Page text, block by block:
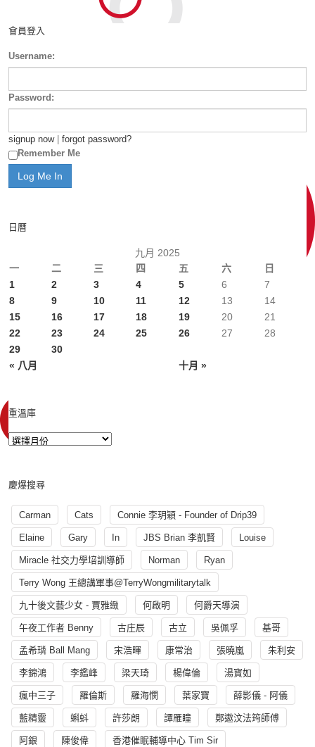
會員登入
Username:
Password:
signup now| forgot password?
Remember Me
日曆
九月 2025
一
二 三 四 五 六 日
« 八月 十月 »
1 2 3 4 5 6
7
8
9 10 11 12 13
14
15
16 17 18 19 20
21
22
23 24 25 26 27
28
29
30
重溫庫
慶爆搜尋
Carman Cats Connie 李玥穎 - Founder of Drip39
Elaine Gary In JBS Brian 李凱賢 Louise
Miracle 社交力學培訓導師 Norman Ryan
Terry Wong 王總講軍事@TerryWongmilitarytalk
九十後文藝少女 - 賈雅緻 何啟明 何爵天導演
午夜工作者 Benny 古庄辰 古立 吳佩孚 基哥
孟希璘 Ball Mang 宋浩暉 康常治 張曉嵐 朱利安
李錦鴻 李鑑峰 梁天琦 楊偉倫 湯寳如
瘋中三子 羅倫斯 羅海憫 葉家寶 薛影儀 - 阿儀
藍精靈 蝌蚪 許莎朗 譚雁瞳 鄭遨汶法筠師傅
阿銀 陳俊偉 香港催眠輔導中心 Tim Sir